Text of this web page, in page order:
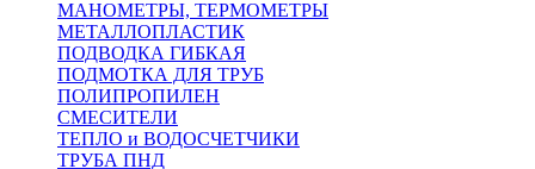
МАНОМЕТРЫ, ТЕРМОМЕТРЫ
МЕТАЛЛОПЛАСТИК
ПОДВОДКА ГИБКАЯ
ПОДМОТКА ДЛЯ ТРУБ
ПОЛИПРОПИЛЕН
СМЕСИТЕЛИ
ТЕПЛО и ВОДОСЧЕТЧИКИ
ТРУБА ПНД